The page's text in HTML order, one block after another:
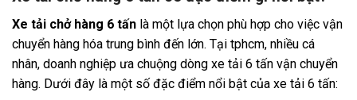
Xe tải chở hàng 6 tấn là một lựa chọn phù hợp cho việc vận
chuyển hàng hóa trung bình đến lớn. Tại tphcm, nhiều cá
nhân, doanh nghiệp ưa chuộng dòng xe tải 6 tấn vận chuyển
hàng. Dưới đây là một số đặc điểm nổi bật của xe tải 6 tấn: